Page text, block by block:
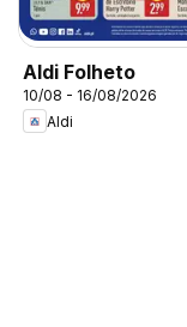
Aldi Folheto
10/08 - 16/08/2026
Aldi